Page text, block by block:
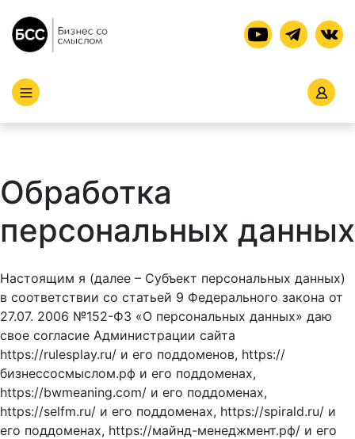
Обработка
персональных данных
Настоящим я (далее – Субъект персональных данных)
в соответствии со статьей 9 Федерального закона от
27.07. 2006 №152-ФЗ «О персональных данных» даю
свое согласие Администрации сайта
https://rulesplay.ru/ и его поддоменов, https://
бизнессосмыслом.рф и его поддоменах,
https://bwmeaning.com/ и его поддоменах,
https://selfm.ru/ и его поддоменах, https://spirald.ru/ и
его поддоменах, https://майнд-менеджмент.рф/ и его